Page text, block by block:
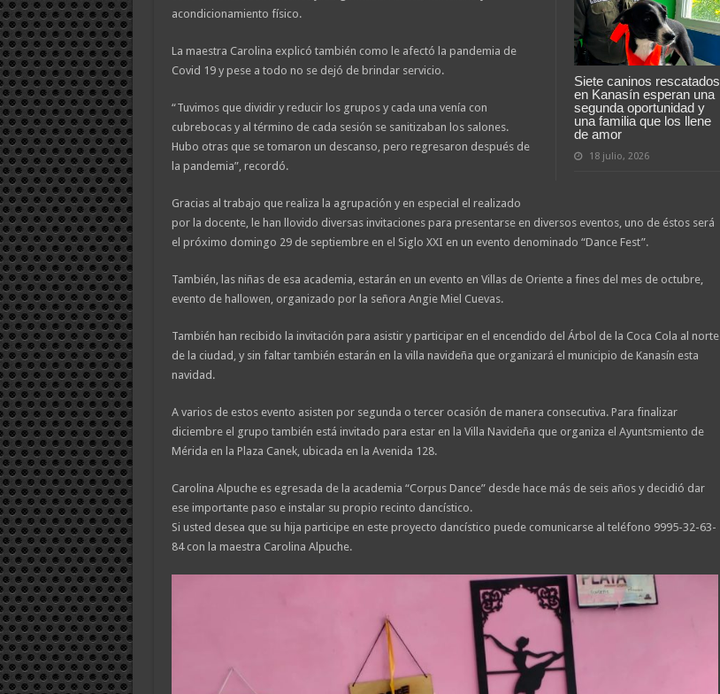
Siete caninos rescatados
en Kanasín esperan una
segunda oportunidad y
una familia que los llene
de amor
18 julio, 2026
acondicionamiento físico.
La maestra Carolina explicó también como le afectó la pandemia de
Covid 19 y pese a todo no se dejó de brindar servicio.
“Tuvimos que dividir y reducir los grupos y cada una venía con
cubrebocas y al término de cada sesión se sanitizaban los salones.
Hubo otras que se tomaron un descanso, pero regresaron después de
la pandemia”, recordó.
Gracias al trabajo que realiza la agrupación y en especial el realizado
por la docente, le han llovido diversas invitaciones para presentarse en diversos eventos, uno de éstos será
el próximo domingo 29 de septiembre en el Siglo XXI en un evento denominado “Dance Fest”.
También, las niñas de esa academia, estarán en un evento en Villas de Oriente a fines del mes de octubre,
evento de hallowen, organizado por la señora Angie Miel Cuevas.
También han recibido la invitación para asistir y participar en el encendido del Árbol de la Coca Cola al norte
de la ciudad, y sin faltar también estarán en la villa navideña que organizará el municipio de Kanasín esta
navidad.
A varios de estos evento asisten por segunda o tercer ocasión de manera consecutiva. Para finalizar
diciembre el grupo también está invitado para estar en la Villa Navideña que organiza el Ayuntsmiento de
Mérida en la Plaza Canek, ubicada en la Avenida 128.
Carolina Alpuche es egresada de la academia “Corpus Dance” desde hace más de seis años y decidió dar
ese importante paso e instalar su propio recinto dancístico.
Si usted desea que su hija participe en este proyecto dancístico puede comunicarse al teléfono 9995-32-63-
84 con la maestra Carolina Alpuche.